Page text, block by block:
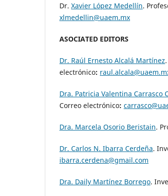
Dr. Xavier López Medellín.
xlmedellin@uaem.mx
ASOCIATED EDITORS
Dr. Raúl Ernesto Alcalá Martínez
electrónico:
Dra. Patricia Valentina Carrasco
Correo electrónico:
Dra. Marcela Osorio Beristain.
Dr. Carlos N. Ibarra Cerdeña.
ibarra.cerdena@gmail.com
Dra. Daily Martínez Borrego.